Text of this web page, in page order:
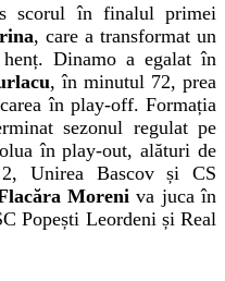
scorul în finalul primei
, care a transformat un
Dinamo a egalat în
, în minutul 72, prea
în play-off. Formația
sezonul regulat pe
în play-out, alături de
Unirea Bascov și CS
Moreni va juca în
Popești Leordeni și Real